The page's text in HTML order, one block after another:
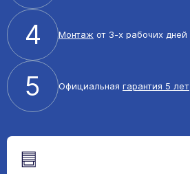
4 Монтаж от 3-х рабочих дней
5 Официальная гарантия 5 лет